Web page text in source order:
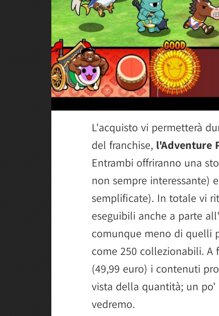
L'acquisto vi permetterà
del franchise, l'Adventure
Entrambi offriranno una
non sempre interessante)
semplificate). In totale vi
eseguibili anche a parte
comunque meno di quelli
come 250 collezionabili.
(49,99 euro) i contenuti
vista della quantità; un
vedremo.